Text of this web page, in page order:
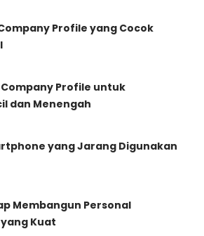
Profile yang Cocok
Profile untuk
dan Menengah
yang Jarang Digunakan
Membangun Personal
Kuat